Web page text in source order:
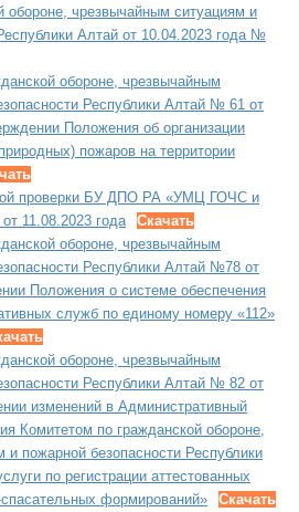
обороне, чрезвычайным ситуациям и
Алтай от 10.04.2023 года №
обороне, чрезвычайным
Республики Алтай № 61 от
Положения об организации
пожаров на территории
проверки БУ ДПО РА «УМЦ ГОЧС и
11.08.2023 года
Скачать
обороне, чрезвычайным
Республики Алтай №78 от
Положения о системе обеспечения
служб по единому номеру «112»
обороне, чрезвычайным
Республики Алтай № 82 от
изменений в Административный
Комитетом по гражданской обороне,
пожарной безопасности Республики
по регистрации аттестованных
формирований»
Скачать